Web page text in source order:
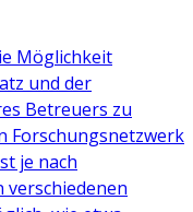
Möglichkeit
und der
Betreuers zu
Forschungsnetzwerk
je nach